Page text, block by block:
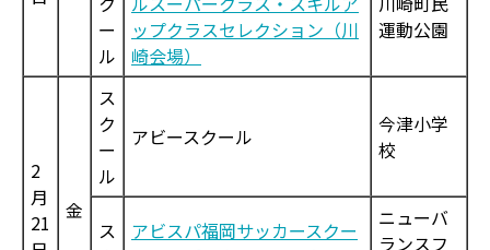
ー
ル
ップクラスセレクション（川
崎会場）
運動公園
2
月
21
金
ス
ク
ー
ル
アビースクール
今津小学
校
ス
アビスパ福岡サッカースクー
ニューバ
ランスフ